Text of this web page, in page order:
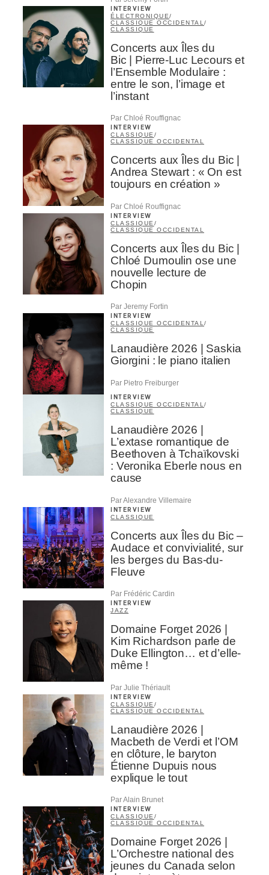
INTERVIEW
ÉLECTRONIQUE/
CLASSIQUE OCCIDENTAL /
CLASSIQUE
Concerts aux Îles du
Bic | Pierre-Luc Lecours et
l’Ensemble Modulaire :
entre le son, l’image et
l’instant
Par Chloé Rouffignac
INTERVIEW
CLASSIQUE/
CLASSIQUE OCCIDENTAL
Concerts aux Îles du Bic |
Andrea Stewart : « On est
toujours en création »
Par Chloé Rouffignac
INTERVIEW
CLASSIQUE /
CLASSIQUE OCCIDENTAL
Concerts aux Îles du Bic |
Chloé Dumoulin ose une
nouvelle lecture de
Chopin
Par Jeremy Fortin
INTERVIEW
CLASSIQUE OCCIDENTAL/
CLASSIQUE
Lanaudière 2026 | Saskia
Giorgini : le piano italien
Par Pietro Freiburger
INTERVIEW
CLASSIQUE OCCIDENTAL/
CLASSIQUE
Lanaudière 2026 |
L’extase romantique de
Beethoven à Tchaïkovski
: Veronika Eberle nous en
cause
Par Alexandre Villemaire
INTERVIEW
CLASSIQUE
Concerts aux Îles du Bic –
Audace et convivialité, sur
les berges du Bas-du-
Fleuve
Par Frédéric Cardin
INTERVIEW
JAZZ
Domaine Forget 2026 |
Kim Richardson parle de
Duke Ellington… et d’elle-
même !
Par Julie Thériault
INTERVIEW
CLASSIQUE /
CLASSIQUE OCCIDENTAL
Lanaudière 2026 |
Macbeth de Verdi et l’OM
en clôture, le baryton
Étienne Dupuis nous
explique le tout
Par Alain Brunet
INTERVIEW
CLASSIQUE /
CLASSIQUE OCCIDENTAL
Domaine Forget 2026 |
L’Orchestre national des
jeunes du Canada selon